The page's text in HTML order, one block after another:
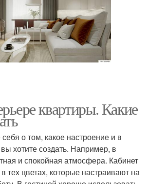
квартиры. Какие
о том, какое настроение и в
хотите создать. Например, в
и спокойная атмосфера. Кабинет
тех цветах, которые настраивают на